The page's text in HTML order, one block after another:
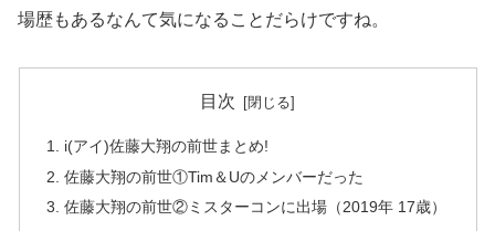
場歴もあるなんて気になることだらけですね。
目次
i(アイ)佐藤大翔の前世まとめ!
佐藤大翔の前世①Tim＆Uのメンバーだった
佐藤大翔の前世②ミスターコンに出場（2019年 17歳）